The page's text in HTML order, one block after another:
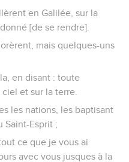
en Galilée, sur la
[de se rendre].
mais quelques-uns
en disant : toute
et sur la terre.
les nations, les baptisant
Saint-Esprit ;
ce que je vous ai
avec vous jusques à la